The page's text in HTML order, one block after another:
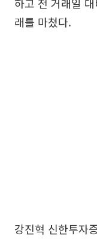
래를 마쳤다.
강진혁 신한투자